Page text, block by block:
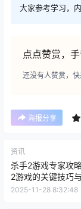
大家参考学习，
点点赞赏，
还没有人赞赏，快
海报分享
资讯
杀手2游戏专家攻
2游戏的关键技巧
顶级杀手）
2025-11-28 8:32:48